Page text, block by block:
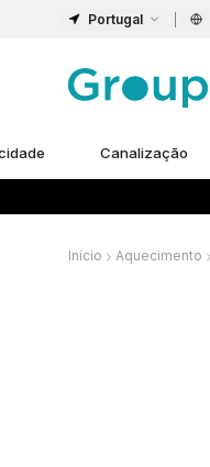
Portugal
Canalização
Início Aquecimento